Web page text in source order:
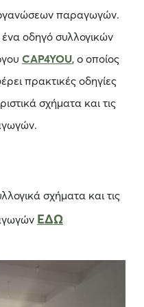
παραγωγών.
οδηγό συλλογικών
CAP4YOU, o οποίος
πρακτικές οδηγίες
σχήματα και τις
σχήματα και τις
ΕΔΩ